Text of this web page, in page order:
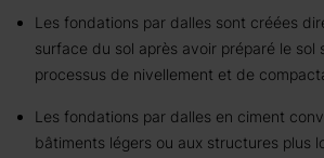
Les fondations par dalles sont créées
surface du sol après avoir préparé le sol
processus de nivellement et de
Les fondations par dalles en ciment
bâtiments légers ou aux structures plus